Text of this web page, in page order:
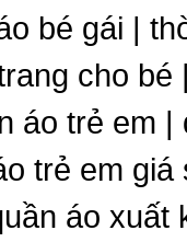
bé gái |
cho
áo trẻ em
trẻ em
áo xuất